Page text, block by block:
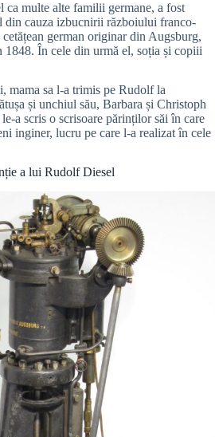
multe alte familii germane, a fost
din cauza izbucnirii războiului franco-
german originar din Augsburg,
1848. În cele din urmă el, soția și copiii
mama sa l-a trimis pe Rudolf la
și unchiul său, Barbara și Christoph
a scris o scrisoare părinților săi în care
inginer, lucru pe care l-a realizat în cele
a lui Rudolf Diesel